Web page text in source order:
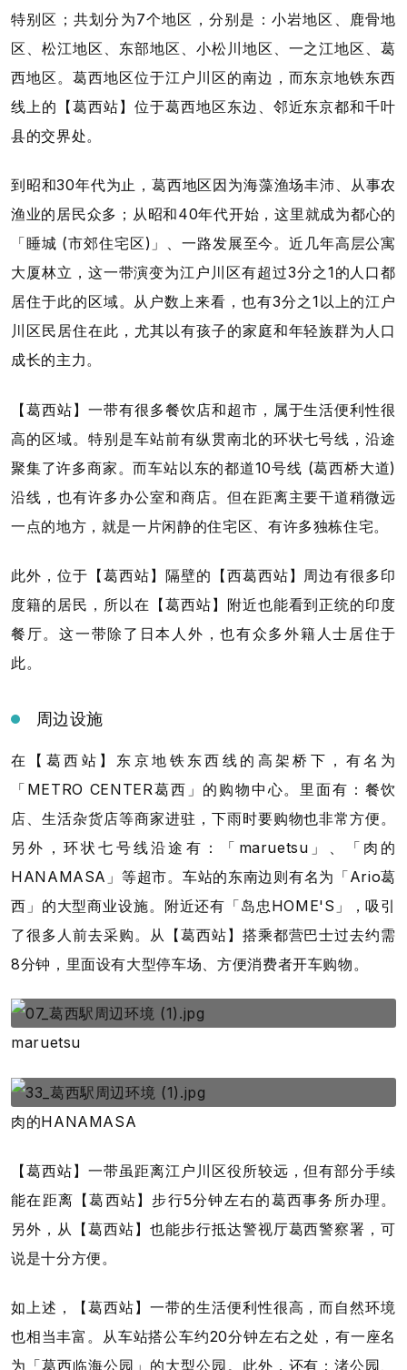
特别区；共划分为7个地区，分别是：小岩地区、鹿骨地
区、松江地区、东部地区、小松川地区、一之江地区、葛
西地区。葛西地区位于江户川区的南边，而东京地铁东西
线上的【葛西站】位于葛西地区东边、邻近东京都和千叶
县的交界处。
到昭和30年代为止，葛西地区因为海藻渔场丰沛、从事农
渔业的居民众多；从昭和40年代开始，这里就成为都心的
「睡城 (市郊住宅区)」、一路发展至今。近几年高层公寓
大厦林立，这一带演变为江户川区有超过3分之1的人口都
居住于此的区域。从户数上来看，也有3分之1以上的江户
川区民居住在此，尤其以有孩子的家庭和年轻族群为人口
成长的主力。
【葛西站】一带有很多餐饮店和超市，属于生活便利性很
高的区域。特别是车站前有纵贯南北的环状七号线，沿途
聚集了许多商家。而车站以东的都道10号线 (葛西桥大道)
沿线，也有许多办公室和商店。但在距离主要干道稍微远
一点的地方，就是一片闲静的住宅区、有许多独栋住宅。
此外，位于【葛西站】隔壁的【西葛西站】周边有很多印
度籍的居民，所以在【葛西站】附近也能看到正统的印度
餐厅。这一带除了日本人外，也有众多外籍人士居住于
此。
周边设施
在【葛西站】东京地铁东西线的高架桥下，有名为
「METRO CENTER葛西」的购物中心。里面有：餐饮
店、生活杂货店等商家进驻，下雨时要购物也非常方便。
另外，环状七号线沿途有：「maruetsu」、「肉的
HANAMASA」等超市。车站的东南边则有名为「Ario葛
西」的大型商业设施。附近还有「岛忠HOME'S」，吸引
了很多人前去采购。从【葛西站】搭乘都营巴士过去约需
8分钟，里面设有大型停车场、方便消费者开车购物。
maruetsu
肉的HANAMASA
【葛西站】一带虽距离江户川区役所较远，但有部分手续
能在距离【葛西站】步行5分钟左右的葛西事务所办理。
另外，从【葛西站】也能步行抵达警视厅葛西警察署，可
说是十分方便。
如上述，【葛西站】一带的生活便利性很高，而自然环境
也相当丰富。从车站搭公车约20分钟左右之处，有一座名
为「葛西临海公园」的大型公园。此外，还有：渚公园、